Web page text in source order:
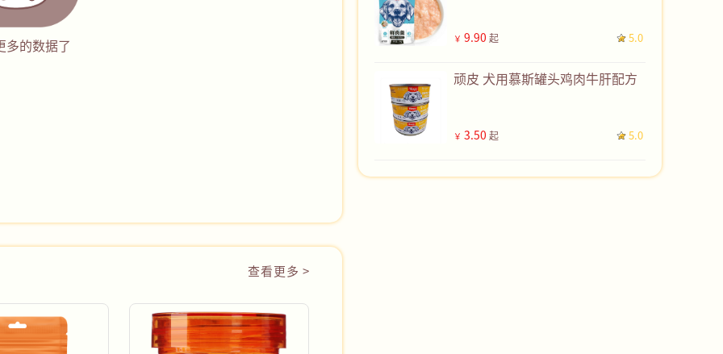
多的数据了
查看更多 >
￥ 9.90 起 5.0
顽皮 犬用慕斯罐头鸡肉牛肝配方
￥ 3.50 起 5.0